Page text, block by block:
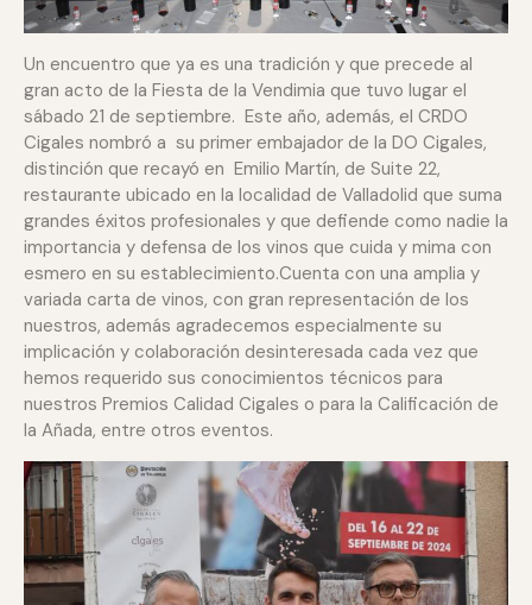
Un encuentro que ya es una tradición y que precede al
gran acto de la Fiesta de la Vendimia que tuvo lugar el
sábado 21 de septiembre. Este año, además, el CRDO
Cigales nombró a su primer embajador de la DO Cigales,
distinción que recayó en Emilio Martín, de Suite 22,
restaurante ubicado en la localidad de Valladolid que suma
grandes éxitos profesionales y que defiende como nadie la
importancia y defensa de los vinos que cuida y mima con
esmero en su establecimiento.Cuenta con una amplia y
variada carta de vinos, con gran representación de los
nuestros, además agradecemos especialmente su
implicación y colaboración desinteresada cada vez que
hemos requerido sus conocimientos técnicos para
nuestros Premios Calidad Cigales o para la Calificación de
la Añada, entre otros eventos.